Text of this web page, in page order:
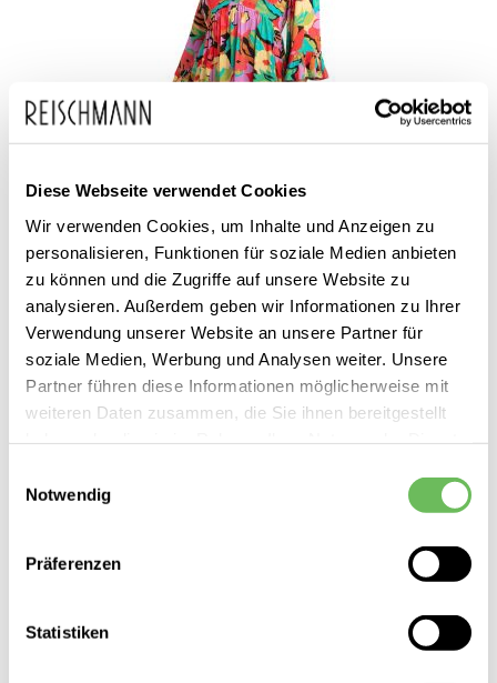
Diese Webseite verwendet Cookies
Wir verwenden Cookies, um Inhalte und Anzeigen zu
personalisieren, Funktionen für soziale Medien anbieten
zu können und die Zugriffe auf unsere Website zu
analysieren. Außerdem geben wir Informationen zu Ihrer
Verwendung unserer Website an unsere Partner für
soziale Medien, Werbung und Analysen weiter. Unsere
Partner führen diese Informationen möglicherweise mit
weiteren Daten zusammen, die Sie ihnen bereitgestellt
Notwendig
Präferenzen
Statistiken
Billabong
Damen Sommerkleid kurz After Time
79,95 €
59,99 €